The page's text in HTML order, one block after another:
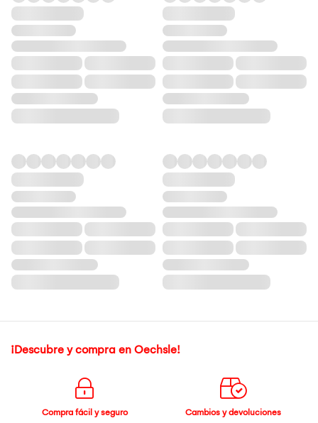
¡Descubre y compra en Oechsle!
Compra fácil y seguro
Cambios y devoluciones